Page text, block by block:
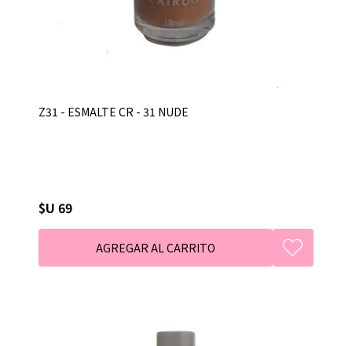
Z31 - ESMALTE CR - 31 NUDE
$U 69